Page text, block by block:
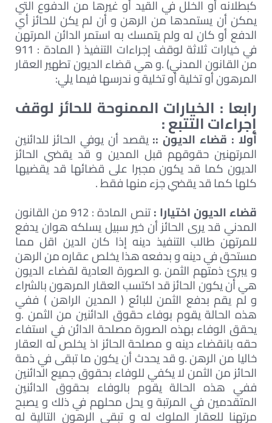
كبطلانه أو الخلل في القيد أو غيرها من الدفوع التي
يمكن أن يستمدها من الرهن و أن لم يكن للحائز أي
الدفع أو كان له ولم يتمسك به استمر الدائن المرتهن
في خيارات ثلاثة لوقف إجراءات التنفيذ ( المادة : 911
من القانون المدني) .و هي قضاء الديون تطهير العقار
المرهون أو تخلية أو تخلية و ندرسها فيما يلي:
رابعا : الخيارات الممنوحة للحائز لوقف
إجراءات التتبع :
أولا : قضاء الديون :: يقصد أن يوفي الحائز للدائنين
المرتهنين حقوقهم قبل المدين و قد يقضي الحائز
الديون كما قد يكون مجبرا على قضائها قد يقضيها
كلها كما قد يقضي جزء منها فقط .
قضاء الديون اختيارا :
تنص المادة : 912 من القانون
المدني قد يرى الحائز أن خير سبيل يسلكه هوان يدفع
للمرتهن طالب التنفيذ دينه إذا كان الدين اقل مما
مستحق في دينه و بدفعه هذا يخلص عقاره من الرهن
و يبرئ ذمتهم الثمن .و الصورة العادية لقضاء الديون
هي أن يكون الحائز قد اكتسب العقار المرهون بالشراء
و لم يقم بدفع الثمن للبائع ( المدين الراهن ) ففي
هذه الحالة يقوم بوفاء حقوق الدائنين من الثمن .و
يحقق الوفاء بهذه الصورة مصلحة الدائن في استفاء
حقه بانقضاء دينه و مصلحة الحائز اذ يخلص له العقار
خاليا من الرهن .و قد يحدث أن يكون ما تبقى في ذمة
الحائز من الثمن لا يكفي للوفاء بحقوق جميع الدائنين
ففي هذه الحالة يقوم بالوفاء بحقوق الدائنين
المتقدمين في المرتبة و يحل محلهم في ذلك و يصبح
مرتهنا للعقار الملوك له و تبقى الرهون التالية له